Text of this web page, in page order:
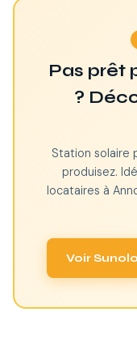
Pas prêt
?
Station solaire
produisez.
locataires à
Voir